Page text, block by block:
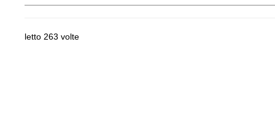
letto 263 volte